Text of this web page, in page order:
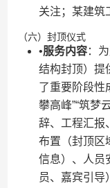
关注；某建筑
（六）封顶仪式
•​​服务内容​：
结构封顶）提
了重要阶段性
攀高峰”“筑梦
辞、工程汇报
布置（封顶区
信息）、人员
员、嘉宾引导